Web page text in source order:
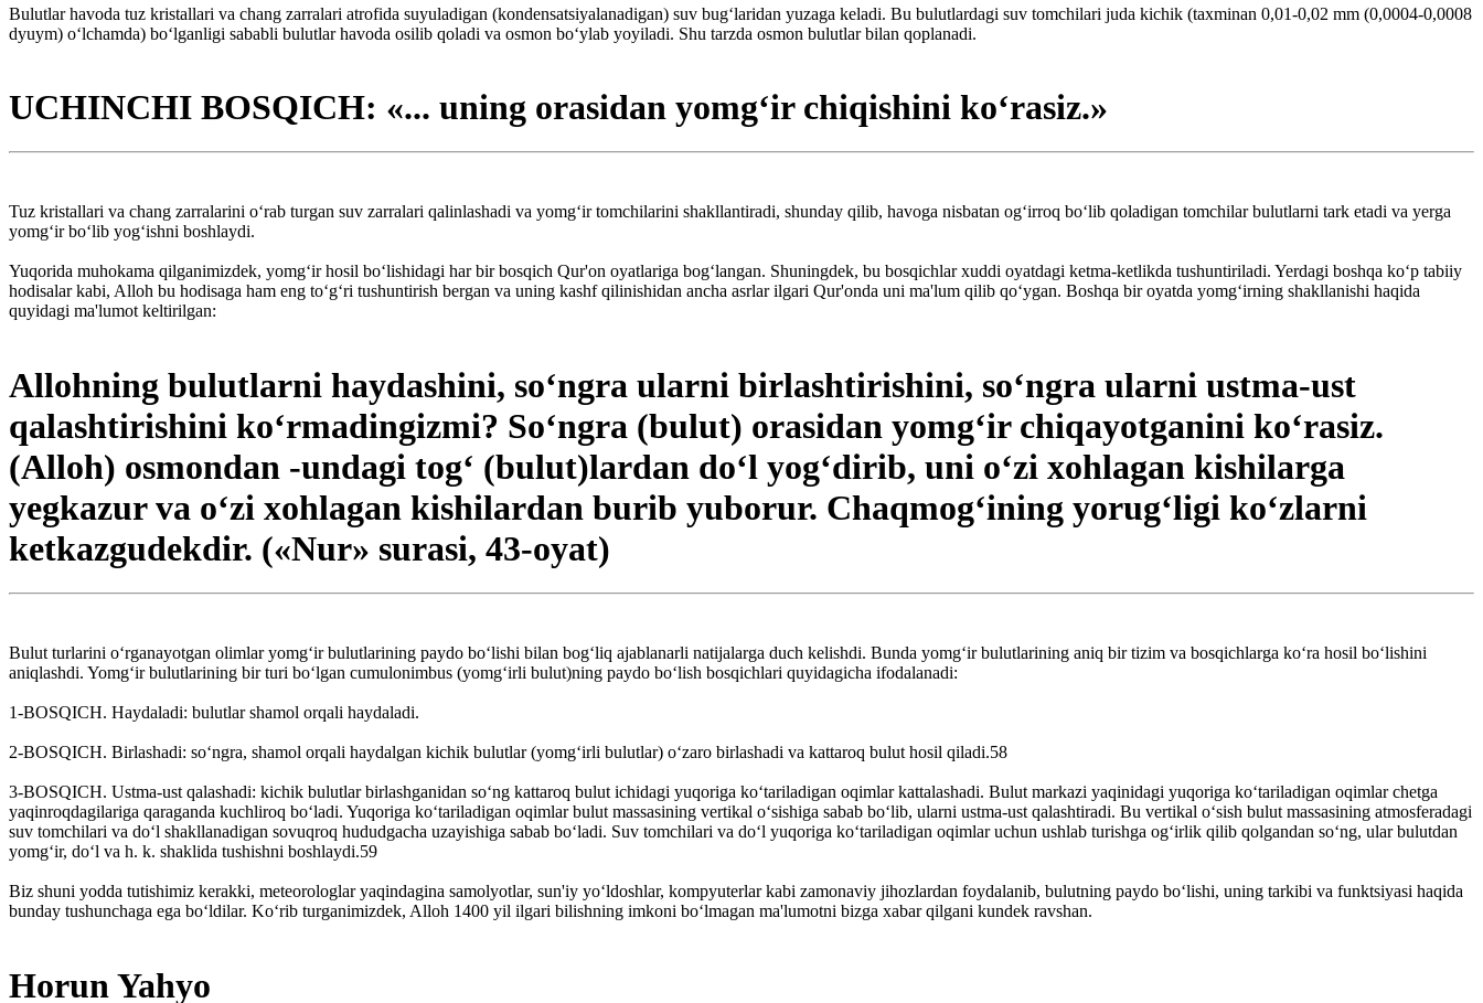
Bulutlar havoda tuz kristallari va chang zarralari atrofida suyuladigan (kondensatsiyalanadigan) suv bug‘laridan yuzaga keladi. Bu bulutlardagi suv tomchilari juda kichik (taxminan 0,01-0,02 mm (0,0004-0,0008
dyuym) o‘lchamda) bo‘lganligi sababli bulutlar havoda osilib qoladi va osmon bo‘ylab yoyiladi. Shu tarzda osmon bulutlar bilan qoplanadi.
UCHINCHI BOSQICH: «... uning orasidan yomg‘ir chiqishini ko‘rasiz.»
Tuz kristallari va chang zarralarini o‘rab turgan suv zarralari qalinlashadi va yomg‘ir tomchilarini shakllantiradi, shunday qilib, havoga nisbatan og‘irroq bo‘lib qoladigan tomchilar bulutlarni tark etadi va yerga
yomg‘ir bo‘lib yog‘ishni boshlaydi.
Yuqorida muhokama qilganimizdek, yomg‘ir hosil bo‘lishidagi har bir bosqich Qur'on oyatlariga bog‘langan. Shuningdek, bu bosqichlar xuddi oyatdagi ketma-ketlikda tushuntiriladi. Yerdagi boshqa ko‘p tabiiy
hodisalar kabi, Alloh bu hodisaga ham eng to‘g‘ri tushuntirish bergan va uning kashf qilinishidan ancha asrlar ilgari Qur'onda uni ma'lum qilib qo‘ygan. Boshqa bir oyatda yomg‘irning shakllanishi haqida
quyidagi ma'lumot keltirilgan:
Allohning bulutlarni haydashini, so‘ngra ularni birlashtirishini, so‘ngra ularni ustma-ust
qalashtirishini ko‘rmadingizmi? So‘ngra (bulut) orasidan yomg‘ir chiqayotganini ko‘rasiz.
(Alloh) osmondan -undagi tog‘ (bulut)lardan do‘l yog‘dirib, uni o‘zi xohlagan kishilarga
yegkazur va o‘zi xohlagan kishilardan burib yuborur. Chaqmog‘ining yorug‘ligi ko‘zlarni
ketkazgudekdir. («Nur» surasi, 43-oyat)
Bulut turlarini o‘rganayotgan olimlar yomg‘ir bulutlarining paydo bo‘lishi bilan bog‘liq ajablanarli natijalarga duch kelishdi. Bunda yomg‘ir bulutlarining aniq bir tizim va bosqichlarga ko‘ra hosil bo‘lishini
aniqlashdi. Yomg‘ir bulutlarining bir turi bo‘lgan cumulonimbus (yomg‘irli bulut)ning paydo bo‘lish bosqichlari quyidagicha ifodalanadi:
1-BOSQICH. Haydaladi: bulutlar shamol orqali haydaladi.
2-BOSQICH. Birlashadi: so‘ngra, shamol orqali haydalgan kichik bulutlar (yomg‘irli bulutlar) o‘zaro birlashadi va kattaroq bulut hosil qiladi.58
3-BOSQICH. Ustma-ust qalashadi: kichik bulutlar birlashganidan so‘ng kattaroq bulut ichidagi yuqoriga ko‘tariladigan oqimlar kattalashadi. Bulut markazi yaqinidagi yuqoriga ko‘tariladigan oqimlar chetga
yaqinroqdagilariga qaraganda kuchliroq bo‘ladi. Yuqoriga ko‘tariladigan oqimlar bulut massasining vertikal o‘sishiga sabab bo‘lib, ularni ustma-ust qalashtiradi. Bu vertikal o‘sish bulut massasining atmosferadagi
suv tomchilari va do‘l shakllanadigan sovuqroq hududgacha uzayishiga sabab bo‘ladi. Suv tomchilari va do‘l yuqoriga ko‘tariladigan oqimlar uchun ushlab turishga og‘irlik qilib qolgandan so‘ng, ular bulutdan
yomg‘ir, do‘l va h. k. shaklida tushishni boshlaydi.59
Biz shuni yodda tutishimiz kerakki, meteorologlar yaqindagina samolyotlar, sun'iy yo‘ldoshlar, kompyuterlar kabi zamonaviy jihozlardan foydalanib, bulutning paydo bo‘lishi, uning tarkibi va funktsiyasi haqida
bunday tushunchaga ega bo‘ldilar. Ko‘rib turganimizdek, Alloh 1400 yil ilgari bilishning imkoni bo‘lmagan ma'lumotni bizga xabar qilgani kundek ravshan.
Horun Yahyo